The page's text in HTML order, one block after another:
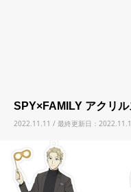
SPY×FAMILY アクリ
2022.11.11 / 最終更新日：